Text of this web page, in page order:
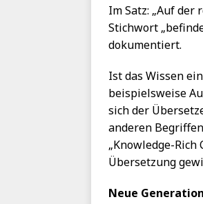
Im Satz: „Auf
Stichwort
dokumentiert.
Ist das Wissen
beispielsweise
sich der
anderen
„Knowledge-
Übersetzung
Neue